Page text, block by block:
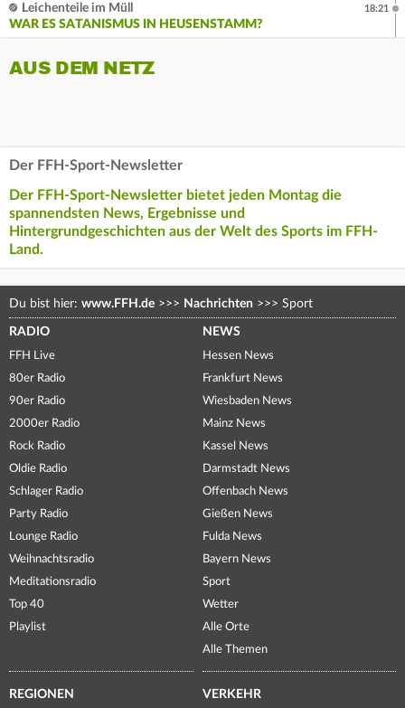
Leichenteile im Müll
WAR ES SATANISMUS IN HEUSENSTAMM?
18:21
AUS DEM NETZ
Der FFH-Sport-Newsletter
Der FFH-Sport-Newsletter bietet jeden Montag die
spannendsten News, Ergebnisse und
Hintergrundgeschichten aus der Welt des Sports im FFH-
Land.
Du bist hier: www.FFH.de >>> Nachrichten >>> Sport
RADIO
FFH Live
80er Radio
90er Radio
2000er Radio
Rock Radio
Oldie Radio
Schlager Radio
Party Radio
Lounge Radio
Weihnachtsradio
Meditationsradio
Top 40
Playlist
NEWS
Hessen News
Frankfurt News
Wiesbaden News
Mainz News
Kassel News
Darmstadt News
Offenbach News
Gießen News
Fulda News
Bayern News
Sport
Wetter
Alle Orte
Alle Themen
REGIONEN VERKEHR